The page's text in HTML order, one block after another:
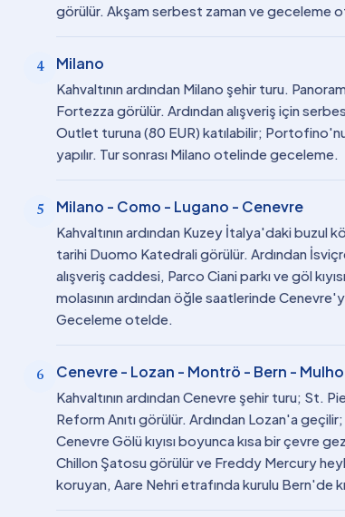
görülür. Akşam serbest zaman ve geceleme
4 Milano
Kahvaltının ardından Milano şehir turu.
Fortezza görülür. Ardından alışveriş için
Outlet turuna (80 EUR) katılabilir;
yapılır. Tur sonrası Milano otelinde geceleme.
5 Milano - Como - Lugano - Cenevre
Kahvaltının ardından Kuzey İtalya'daki buzul
tarihi Duomo Katedrali görülür. Ardından
alışveriş caddesi, Parco Ciani parkı ve göl
molasının ardından öğle saatlerinde
Geceleme otelde.
6 Cenevre - Lozan - Montrö - Bern -
Kahvaltının ardından Cenevre şehir turu; St.
Reform Anıtı görülür. Ardından Lozan'a
Cenevre Gölü kıyısı boyunca kısa bir çevre
Chillon Şatosu görülür ve Freddy Mercury
koruyan, Aare Nehri etrafında kurulu Bern'de